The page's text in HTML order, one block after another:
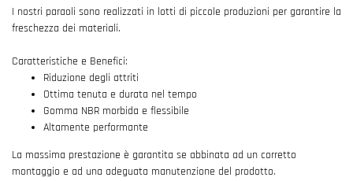
I nostri paraoli sono realizzati in lotti di piccole produzioni per garantire la
freschezza dei materiali.
Caratteristiche e Benefici:
Riduzione degli attriti
Ottima tenuta e durata nel tempo
Gomma NBR morbida e flessibile
Altamente performante
La massima prestazione è garantita se abbinata ad un corretto
montaggio e ad una adeguata manutenzione del prodotto.